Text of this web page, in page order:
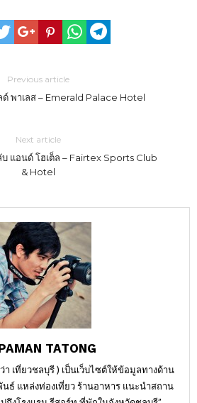
Previous article
ด์ พาเลส – Emerald Palace Hotel
Next article
แอนด์ โฮเต็ล – Fairtex Sports Club
& Hotel
TATONG
า เที่ยวชลบุรี ) เป็นเว็บไซต์ให้ข้อมูลทางด้าน
ธ์ แหล่งท่องเที่ยว ร้านอาหาร แนะนำสถาน